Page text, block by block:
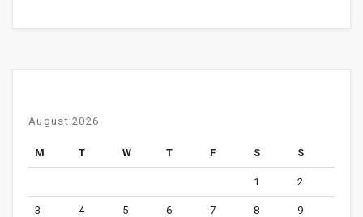
August 2026
M T W T F S S
1 2
3 4 5 6 7 8 9